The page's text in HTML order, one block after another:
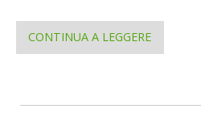
CONTINUA A LEGGERE